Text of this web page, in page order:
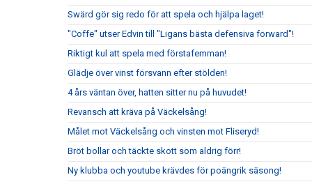
Swärd gör sig redo för att spela och hjälpa laget!
"Coffe" utser Edvin till "Ligans bästa defensiva forward"!
Riktigt kul att spela med förstafemman!
Glädje över vinst försvann efter stölden!
4 års väntan över, hatten sitter nu på huvudet!
Revansch att kräva på Väckelsång!
Målet mot Väckelsång och vinsten mot Fliseryd!
Bröt bollar och täckte skott som aldrig förr!
Ny klubba och youtube krävdes för poängrik säsong!